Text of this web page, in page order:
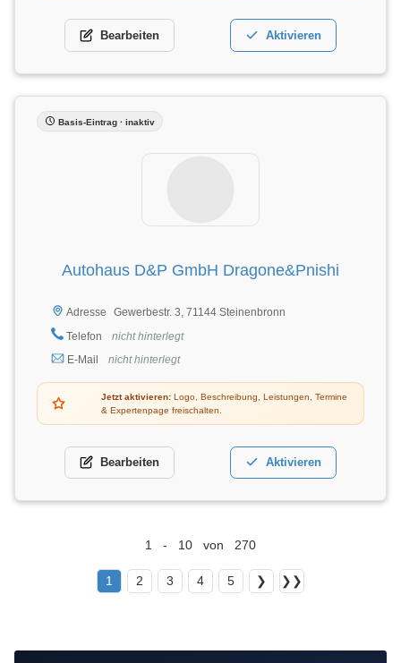
Bearbeiten Aktivieren
Basis-Eintrag · inaktiv
Autohaus D&P GmbH Dragone&Pnishi
Adresse
Gewerbestr. 3, 71144 Steinenbronn
Telefon
nicht hinterlegt
E-Mail
nicht hinterlegt
Jetzt aktivieren: Logo, Beschreibung, Leistungen, Termine
& Expertenpage freischalten.
Bearbeiten Aktivieren
1 - 10 von 270
1 2 3 4 5 ❯ ❯❯